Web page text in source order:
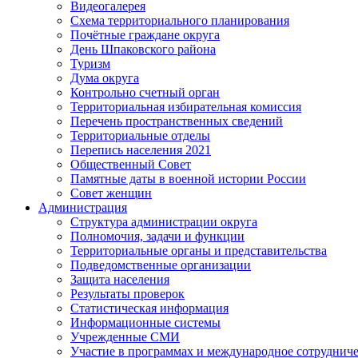
Видеогалерея
Схема территориального планирования
Почётные граждане округа
День Шпаковского района
Туризм
Дума округа
Контрольно счетный орган
Территориальная избирательная комиссия
Перечень пространственных сведений
Территориальные отделы
Перепись населения 2021
Общественный Совет
Памятные даты в военной истории России
Совет женщин
Администрация
Структура администрации округа
Полномочия, задачи и функции
Территориальные органы и представительства
Подведомственные организации
Защита населения
Результаты проверок
Статистическая информация
Информационные системы
Учрежденные СМИ
Участие в программах и международное